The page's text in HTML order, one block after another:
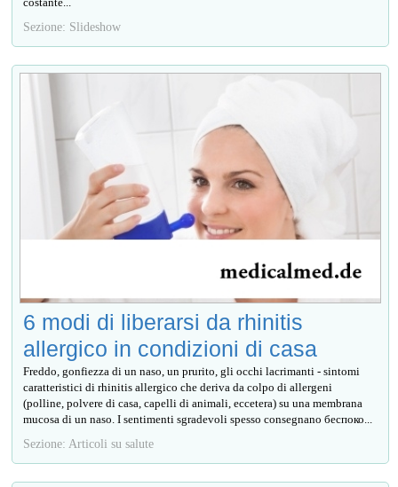
Sezione: Slideshow
6 modi di liberarsi da rhinitis
allergico in condizioni di casa
Freddo, gonfiezza di un naso, un prurito, gli occhi lacrimanti - sintomi
caratteristici di rhinitis allergico che deriva da colpo di allergeni
(polline, polvere di casa, capelli di animali, eccetera) su una membrana
mucosa di un naso. I sentimenti sgradevoli spesso consegnano беспоко...
Sezione: Articoli su salute